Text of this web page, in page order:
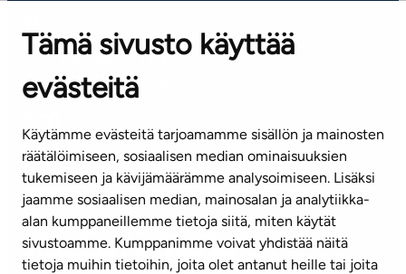
Tämä sivusto käyttää
evästeitä
Käytämme evästeitä tarjoamamme sisällön ja mainosten
räätälöimiseen, sosiaalisen median ominaisuuksien
tukemiseen ja kävijämäärämme analysoimiseen. Lisäksi
jaamme sosiaalisen median, mainosalan ja analytiikka-
alan kumppaneillemme tietoja siitä, miten käytät
sivustoamme. Kumppanimme voivat yhdistää näitä
tietoja muihin tietoihin, joita olet antanut heille tai joita
ASIAKASPALVELUKESKUS
Puh. 045 7734 3777
(arkisin klo 8-16)
info@ta.fi
Tilaa uutiskirje
Mediapankki